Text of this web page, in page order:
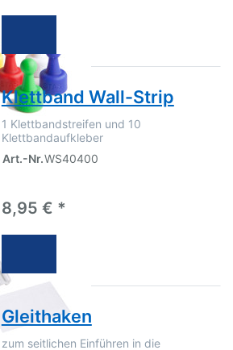
Klettband Wall-Strip
1 Klettbandstreifen und 10
Klettbandaufkleber
Art.-Nr.WS40400
8,95 € *
Gleithaken
zum seitlichen Einführen in die